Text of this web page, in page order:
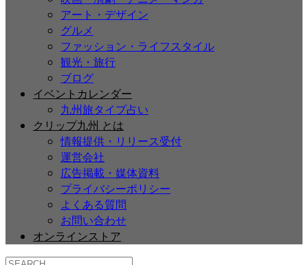
アート・デザイン
グルメ
ファッション・ライフスタイル
観光・旅行
ブログ
イベントカレンダー
九州旅タイプ占い
クリップ九州 とは
情報提供・リリース受付
運営会社
広告掲載・媒体資料
プライバシーポリシー
よくある質問
お問い合わせ
オンラインストア